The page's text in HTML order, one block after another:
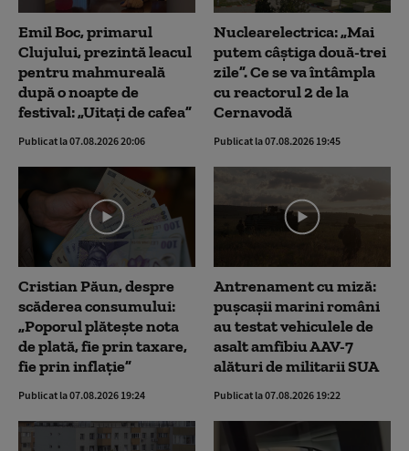
Emil Boc, primarul
Clujului, prezintă leacul
pentru mahmureală
după o noapte de
festival: „Uitați de cafea”
Publicat la 07.08.2026 20:06
Nuclearelectrica: „Mai
putem câștiga două-trei
zile”. Ce se va întâmpla
cu reactorul 2 de la
Cernavodă
Publicat la 07.08.2026 19:45
Cristian Păun, despre
scăderea consumului:
„Poporul plătește nota
de plată, fie prin taxare,
fie prin inflație”
Publicat la 07.08.2026 19:24
Antrenament cu miză:
pușcașii marini români
au testat vehiculele de
asalt amfibiu AAV-7
alături de militarii SUA
Publicat la 07.08.2026 19:22